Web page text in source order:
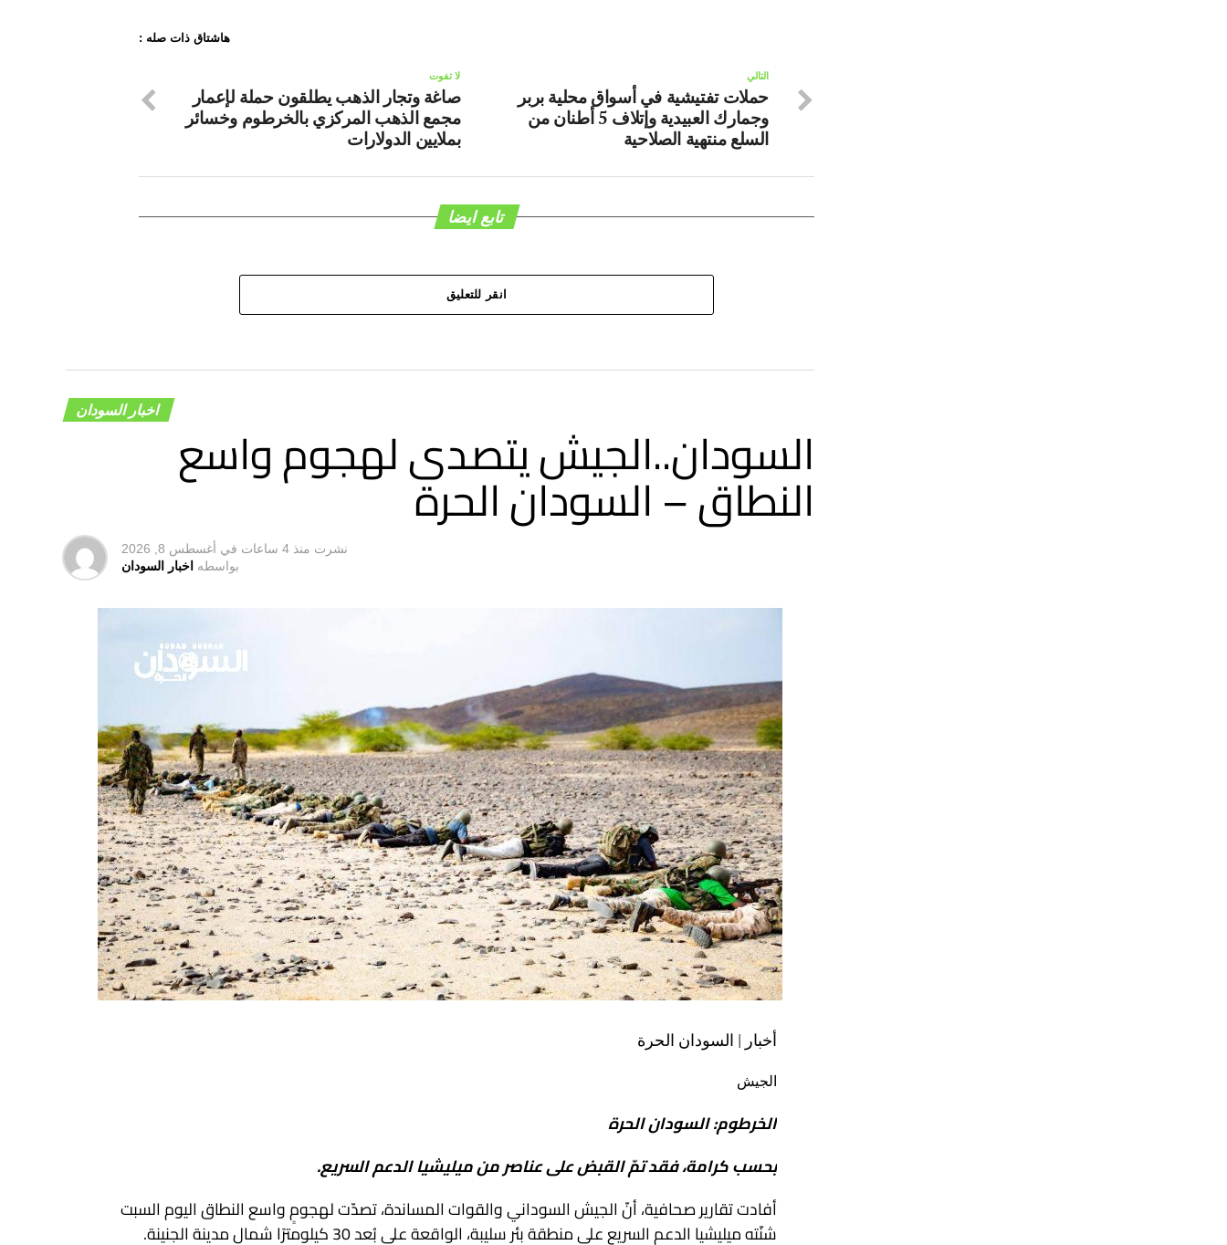
هاشتاق ذات صله :
التالي
حملات تفتيشية في أسواق محلية بربر
وجمارك العبيدية وإتلاف 5 أطنان من
السلع منتهية الصلاحية
لا تفوت
صاغة وتجار الذهب يطلقون حملة لإعمار
مجمع الذهب المركزي بالخرطوم وخسائر
بملايين الدولارات
تابع ايضا
انقر للتعليق
اخبار السودان
السودان..الجيش يتصدى لهجوم واسع
النطاق – السودان الحرة
نشرت منذ 4 ساعات في أغسطس 8, 2026
بواسطه اخبار السودان
أخبار | السودان الحرة
الجيش
الخرطوم: السودان الحرة
بحسب كرامة، فقد تمّ القبض على عناصر من ميليشيا الدعم السريع.
أفادت تقارير صحافية، أنّ الجيش السوداني والقوات المساندة، تصدّت لهجومٍ واسع النطاق اليوم السبت
شنّته ميليشيا الدعم السريع على منطقة بئر سليبة، الواقعة على بُعد 30 كيلومترًا شمال مدينة الجنينة.